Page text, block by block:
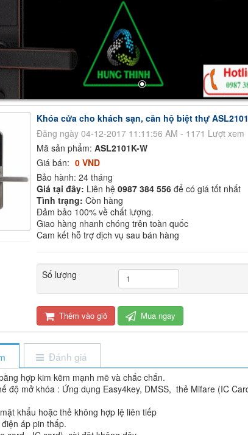
Khóa cửa cho khách sạn, căn hộ biệt thự
Đăng ngày 04-12-2017 11:11:56 AM - 1171 Lượt xem
Mã sản phẩm: ASL2101K-W
Giá bán: 0 VND
Bảo hành: 24 tháng
Giá tại đây: Liên hệ 0987 384 556 để có giá tốt nhất
Tình trạng: Còn hàng
Đảm bảo 100% về chất lượng.
Giao hàng nhanh chóng trên toàn quốc
Cam kết hỗ trợ dịch vụ sau bán hàng
Số lượng
Thêm vào giỏ Mua ngay
Đánh giá
hợp kim kẽm mạnh mẽ và chắc chắn.
độ mở khóa : Ứng dụng Easy4key, DMSS, thẻ Mifare (IC
khẩu hoặc thẻ không hợp lệ liên tiếp
áp pin thấp.